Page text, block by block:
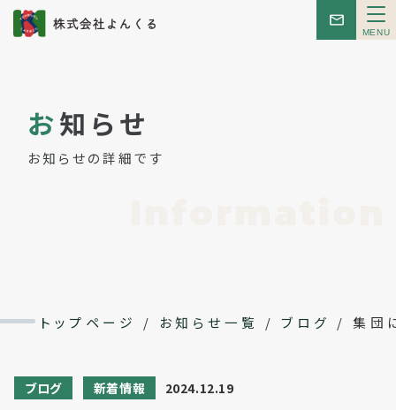
メ
ニ
会社概要
お知らせ
お知らせの詳細です
トップページ / お知らせ一覧 / ブログ / 集団
ブログ 新着情報 2024.12.19